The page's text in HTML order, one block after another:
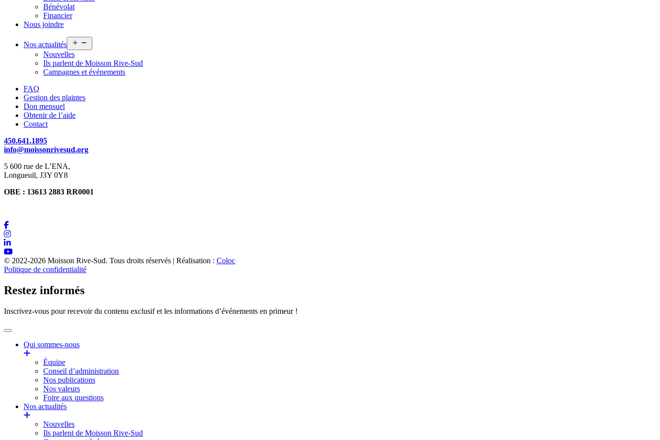
Bénévolat
Financier
Nous joindre
Nos actualités
le
Nouvelles
Ils parlent de Moisson Rive-Sud
Campagnes et événements
FAQ
Gestion des plaintes
Don mensuel
Obtenir de l’aide
Contact
450.641.1895
info@moissonrivesud.org
5 600 rue de L’ENA,
Longueuil, J3Y 0Y8
OBE : 13613 2883 RR0001
© 2022-2026 Moisson Rive-Sud. Tous droits réservés | Réalisation : Coloc
Politique de confidentialité
Restez informés
Inscrivez-vous pour recevoir du contenu exclusif et les informations d’événements en primeur !
Qui sommes-nous
Équipe
Conseil d’administration
Nos publications
Nos valeurs
Foire aux questions
Nos actualités
Nouvelles
Ils parlent de Moisson Rive-Sud